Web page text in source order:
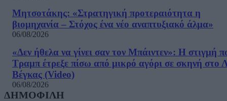
Μητσοτάκης: «Στρατηγική προτεραιότητα η
βιομηχανία – Στόχος ένα νέο αναπτυξιακό άλμα»
06/08/2026
«Δεν ήθελα να γίνει σαν τον Μπάιντεν»: Η στιγμή
Τραμπ έτρεξε πίσω από μικρό αγόρι σε σκηνή στο
Βέγκας (Video)
06/08/2026
ΔΗΜΟΦΙΛΗ